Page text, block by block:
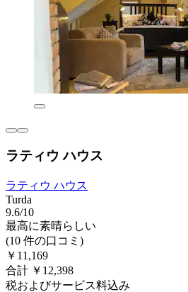
ラティウ ハウス
ラティウ ハウス
Turda
9.6/10
最高に素晴らしい
(10 件の口コミ)
￥11,169
合計 ￥12,398
税およびサービス料込み